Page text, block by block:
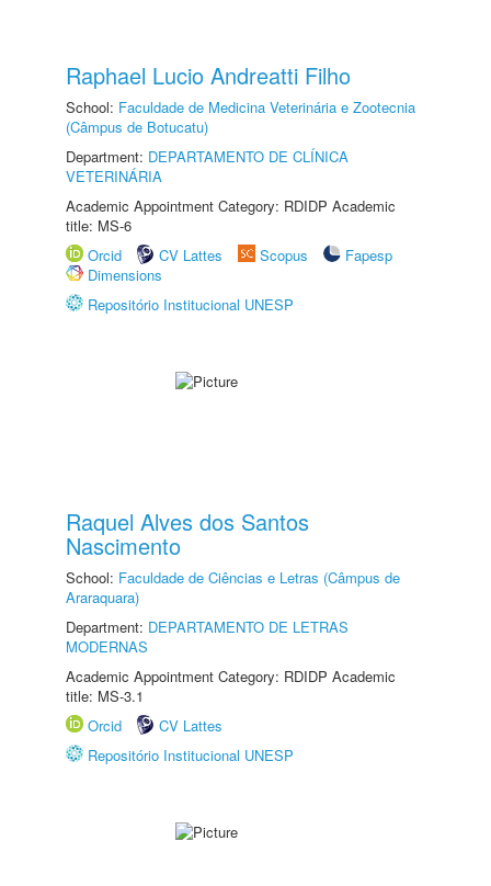
Raphael Lucio Andreatti Filho
School: Faculdade de Medicina Veterinária e Zootecnia
(Câmpus de Botucatu)
Department: DEPARTAMENTO DE CLÍNICA
VETERINÁRIA
Academic Appointment Category: RDIDP Academic
title: MS-6
Orcid
CV Lattes Scopus
Fapesp
Dimensions
Repositório Institucional UNESP
Raquel Alves dos Santos
Nascimento
School: Faculdade de Ciências e Letras (Câmpus de
Araraquara)
Department: DEPARTAMENTO DE LETRAS
MODERNAS
Academic Appointment Category: RDIDP Academic
title: MS-3.1
Orcid
CV Lattes
Repositório Institucional UNESP